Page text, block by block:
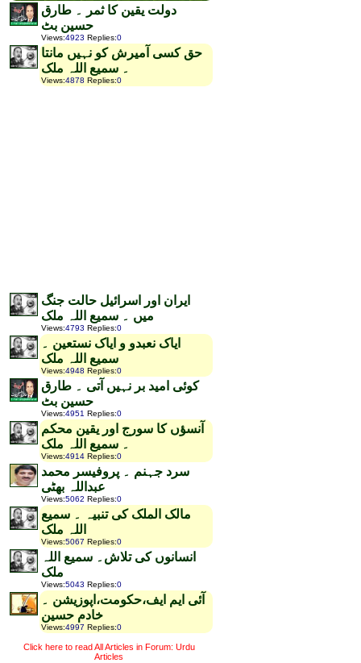
دولت یقین کا ثمر ۔ طارق
حسین بٹ
Views:4923 Replies:0
حق کسی آمیرش کو نہیں مانتا
۔ سمیع اللہ ملک
Views:4878 Replies:0
ایران اور اسرائیل حالت جنگ
میں ۔ سمیع اللہ ملک
Views:4793 Replies:0
ایاک نعبدو و ایاک نستعین ۔
سمیع اللہ ملک
Views:4948 Replies:0
کوئی امید بر نہیں آتی ۔ طارق
حسین بٹ
Views:4951 Replies:0
آنسؤں کا سورج اور یقین محکم
۔ سمیع اللہ ملک
Views:4914 Replies:0
سرد جہنم ۔ پروفیسر محمد
عبداللہ بھٹی
Views:5062 Replies:0
مالک الملک کی تنبیہ ۔ سمیع
اللہ ملک
Views:5067 Replies:0
انسانوں کی تلاش۔ سمیع اللہ
ملک
Views:5043 Replies:0
آئی ایم ایف،حکومت،اپوزیشن ۔
خادم حسین
Views:4997 Replies:0
Click here to read All Articles in Forum: Urdu
Articles